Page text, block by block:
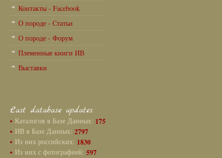
Контакты - Facebook
О породе - Статьи
О породе - Форум
Племенные книги ИВ
Выставки
Last database updates
• Каталогов в Базе Данных: 175
• ИВ в Базе Данных: 2797
• Из них российских: 1830
• Из них с фотографией: 597